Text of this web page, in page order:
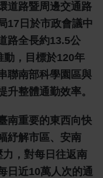
道路暨周邊交通路
17日於市政會議中
路全長約13.5公
動，目標於120年
聯南部科學園區與
整體通勤效率。
南重要的東西向快
紓解市區、安南
，對每日往返南
日近10萬人次的通